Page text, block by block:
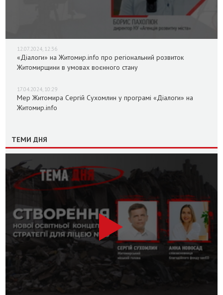
12.07.2024, 12:36
«Діалоги» на Житомир.info про регіональний розвиток
Житомирщини в умовах воєнного стану
17.04.2024, 10:29
Мер Житомира Сергій Сухомлин у програмі «Діалоги» на
Житомир.info
ТЕМИ ДНЯ